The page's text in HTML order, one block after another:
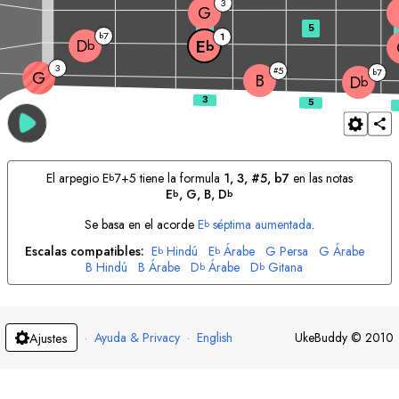
G 3
B #5
Db
b7
Db
b7 Eb 1
G
3 5
El arpegioEb7+5 tiene la formula 1, 3, #5, b7en las notas
Eb, G, B, Db
Se basa en el acorde Eb séptima aumentada.
Escalas compatibles: Eb Hindú Eb Árabe G Persa G Árabe
B Hindú B Árabe Db Árabe Db Gitana
Ajustes · Ayuda & Privacy · English UkeBuddy © 2010